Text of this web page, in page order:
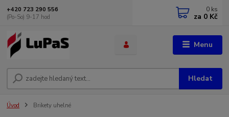
Menu
Hledat
+420 723 290 556
(Po-So) 9-17 hod
0 ks
za 0 Kč
Úvod Brikety uhelné